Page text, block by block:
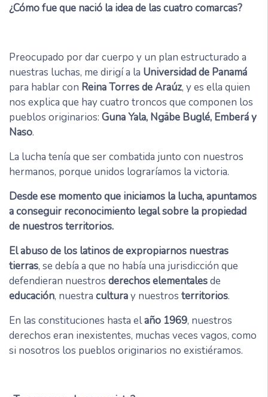
¿Cómo fue que nació la idea de las cuatro comarcas?
Preocupado por dar cuerpo y un plan estructurado a
nuestras luchas, me dirigí a la Universidad de Panamá
para hablar con Reina Torres de Araúz, y es ella quien
nos explica que hay cuatro troncos que componen los
pueblos originarios: Guna Yala, Ngäbe Buglé, Emberá y
Naso.
La lucha tenía que ser combatida junto con nuestros
hermanos, porque unidos lograríamos la victoria.
Desde ese momento que iniciamos la lucha, apuntamos
a conseguir reconocimiento legal sobre la propiedad
de nuestros territorios.
El abuso de los latinos de expropiarnos nuestras
tierras, se debía a que no había una jurisdicción que
defendieran nuestros derechos elementalesde
educación, nuestra culturay nuestros territorios.
En las constituciones hasta elaño 1969, nuestros
derechos eran inexistentes, muchas veces vagos, como
si nosotros los pueblos originarios no existiéramos.